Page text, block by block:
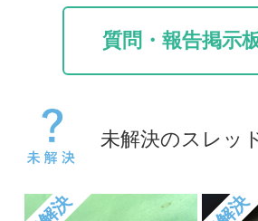
上高地で発見した蛾で
0
ボ
未解決 未解決